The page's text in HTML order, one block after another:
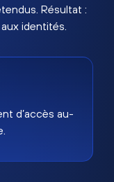
Résultat :
identités.
d’accès au-